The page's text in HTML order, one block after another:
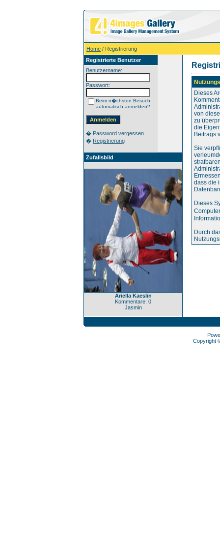
Home / Registrierung
Registrierte Benutzer
Benutzername:
Passwort:
Beim n�chsten Besuch
automatisch anmelden?
� Password vergessen
� Registrierung
Zufallsbild
Ariella Kaeslin
Kommentare: 0
Jasmin
Dieses
von
zu
die
Beitrags
Sie
dass die
Dieses
Durch
Copyright